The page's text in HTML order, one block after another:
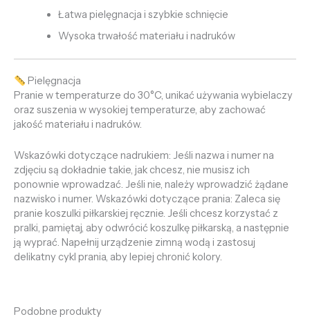
Łatwa pielęgnacja i szybkie schnięcie
Wysoka trwałość materiału i nadruków
Pielęgnacja
Pranie w temperaturze do 30°C, unikać używania wybielaczy
oraz suszenia w wysokiej temperaturze, aby zachować
jakość materiału i nadruków.
Wskazówki dotyczące nadrukiem: Jeśli nazwa i numer na
zdjęciu są dokładnie takie, jak chcesz, nie musisz ich
ponownie wprowadzać. Jeśli nie, należy wprowadzić żądane
nazwisko i numer. Wskazówki dotyczące prania: Zaleca się
pranie koszulki piłkarskiej ręcznie. Jeśli chcesz korzystać z
pralki, pamiętaj, aby odwrócić koszulkę piłkarską, a następnie
ją wyprać. Napełnij urządzenie zimną wodą i zastosuj
delikatny cykl prania, aby lepiej chronić kolory.
Podobne produkty